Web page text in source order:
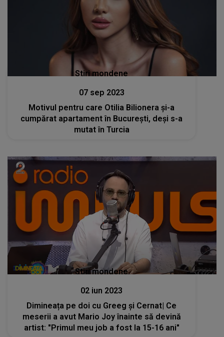
Stiri mondene
07 sep 2023
Motivul pentru care Otilia Bilionera și-a
cumpărat apartament în București, deși s-a
mutat în Turcia
Stiri mondene
02 iun 2023
Dimineața pe doi cu Greeg și Cernat| Ce
meserii a avut Mario Joy înainte să devină
artist: "Primul meu job a fost la 15-16 ani"